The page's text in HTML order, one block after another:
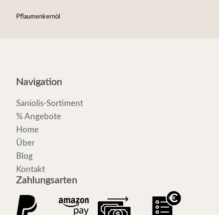
Pflaumenkernöl
Navigation
Saniolis-Sortiment
% Angebote
Home
Über
Blog
Kontakt
Zahlungsarten